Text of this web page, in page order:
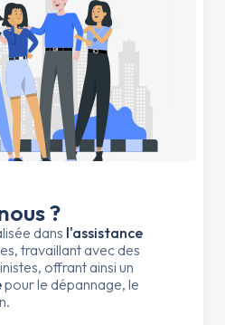
?
dans l'assistance
travaillant avec des
offrant ainsi un
pour le dépannage, le